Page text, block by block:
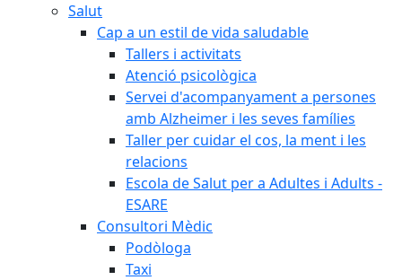
Salut
Cap a un estil de vida saludable
Tallers i activitats
Atenció psicològica
Servei d'acompanyament a persones
amb Alzheimer i les seves famílies
Taller per cuidar el cos, la ment i les
relacions
Escola de Salut per a Adultes i Adults -
ESARE
Consultori Mèdic
Podòloga
Taxi